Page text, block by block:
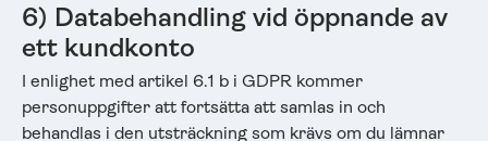
6) Databehandling vid öppnande av
ett kundkonto
I enlighet med artikel 6.1 b i GDPR kommer
personuppgifter att fortsätta att samlas in och
behandlas i den utsträckning som krävs om du lämnar